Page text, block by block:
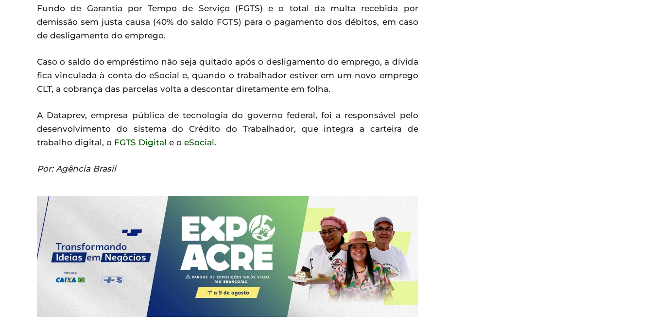
Fundo de Garantia por Tempo de Serviço (FGTS) e o total da multa recebida por
demissão sem justa causa (40% do saldo FGTS) para o pagamento dos débitos, em caso
de desligamento do emprego.
Caso o saldo do empréstimo não seja quitado após o desligamento do emprego, a dívida
fica vinculada à conta do eSocial e, quando o trabalhador estiver em um novo emprego
CLT, a cobrança das parcelas volta a descontar diretamente em folha.
A Dataprev, empresa pública de tecnologia do governo federal, foi a responsável pelo
desenvolvimento do sistema do Crédito do Trabalhador, que integra a carteira de
trabalho digital, o FGTS Digital e o eSocial.
Por: Agência Brasil